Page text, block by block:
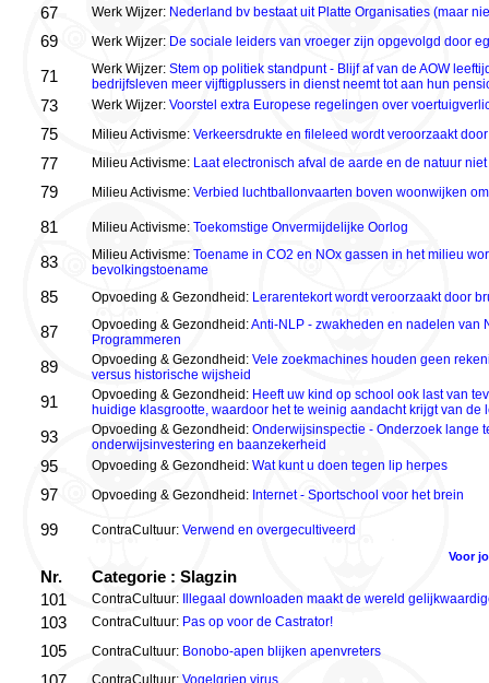
67 Werk Wijzer: Nederland bv bestaat uit Platte Organisaties (maar
69 Werk Wijzer: De sociale leiders van vroeger zijn opgevolgd door
71 Werk Wijzer: Stem op politiek standpunt - Blijf af van de AOW
bedrijfsleven meer vijftigplussers in dienst neemt tot aan hun
73 Werk Wijzer: Voorstel extra Europese regelingen over
75 Milieu Activisme: Verkeersdrukte en fileleed wordt veroorzaakt
77 Milieu Activisme: Laat electronisch afval de aarde en de natuur
79 Milieu Activisme: Verbied luchtballonvaarten boven woonwijken
81 Milieu Activisme: Toekomstige Onvermijdelijke Oorlog
83 Milieu Activisme: Toename in CO2 en NOx gassen in het milieu
bevolkingstoename
85 Opvoeding & Gezondheid: Lerarentekort wordt veroorzaakt door
87 Opvoeding & Gezondheid:Anti-NLP - zwakheden en nadelen van
Programmeren
89 Opvoeding & Gezondheid: Vele zoekmachines houden geen
versus historische wijsheid
91 Opvoeding & Gezondheid: Heeft uw kind op school ook last van
huidige klasgrootte, waardoor het te weinig aandacht krijgt van de
93 Opvoeding & Gezondheid: Onderwijsinspectie - Onderzoek lange
onderwijsinvestering en baanzekerheid
95 Opvoeding & Gezondheid: Wat kunt u doen tegen lip herpes
97 Opvoeding & Gezondheid: Internet - Sportschool voor het brein
99 ContraCultuur: Verwend en overgecultiveerd
Voor
Nr.
Categorie : Slagzin
101
ContraCultuur: Illegaal downloaden maakt de wereld
103 ContraCultuur: Pas op voor de Castrator!
105 ContraCultuur: Bonobo-apen blijken apenvreters
ContraCultuur: Vogelgriep virus